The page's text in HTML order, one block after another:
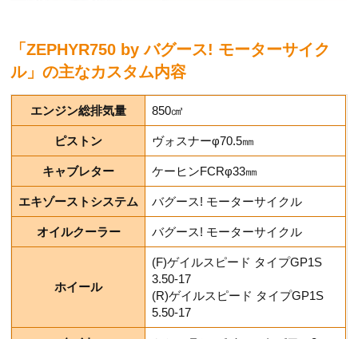
「ZEPHYR750 by バグース! モーターサイク
ル」の主なカスタム内容
エンジン総排気量 850㎤
ピストン ヴォスナーφ70.5㎜
キャブレター ケーヒンFCRφ33㎜
エキゾーストシステム バグース! モーターサイクル
オイルクーラー バグース! モーターサイクル
ホイール
(F)ゲイルスピード タイプGP1S
3.50-17
(R)ゲイルスピード タイプGP1S
5.50-17